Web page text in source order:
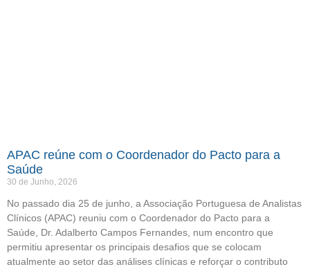
APAC reúne com o Coordenador do Pacto para a
Saúde
30 de Junho, 2026
No passado dia 25 de junho, a Associação Portuguesa de Analistas
Clínicos (APAC) reuniu com o Coordenador do Pacto para a
Saúde, Dr. Adalberto Campos Fernandes, num encontro que
permitiu apresentar os principais desafios que se colocam
atualmente ao setor das análises clínicas e reforçar o contributo